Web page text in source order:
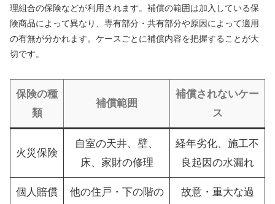
理組合の保険などが利用されます。補償の範囲は加入している保
険商品によって異なり、専有部分・共有部分や原因によって適用
の有無が分かれます。ケースごとに補償内容を把握することが大
切です。
保険の種
類
補償範囲
補償されないケー
ス
火災保険
自室の天井、壁、
床、家財の修理
経年劣化、施工不
良起因の水漏れ
個人賠償
他の住戸・下の階の
故意・重大な過